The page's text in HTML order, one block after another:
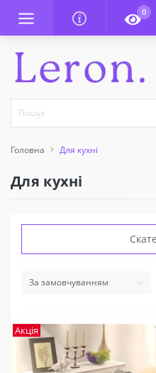
0
Головна Для кухні
Для кухні
Акція